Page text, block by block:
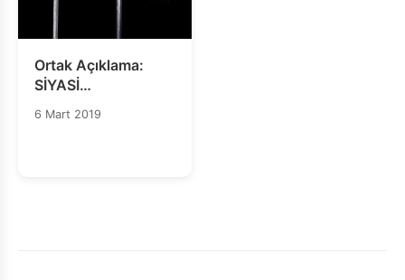
Ortak Açıklama:
SİYASİ
MUHALİFLERİN
6 Mart 2019